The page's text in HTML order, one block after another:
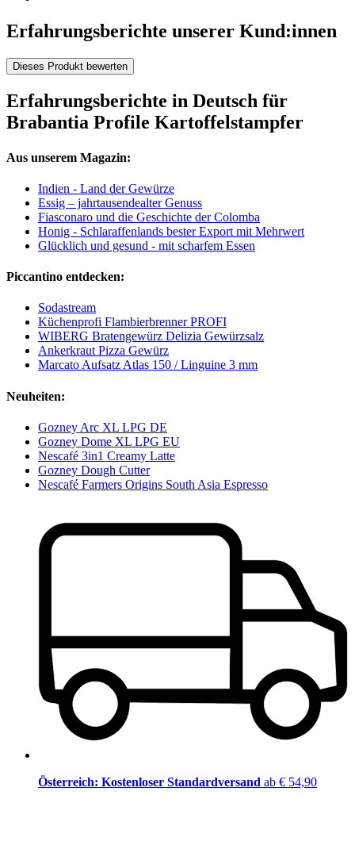
Erfahrungsberichte unserer Kund:innen
Dieses Produkt bewerten
Erfahrungsberichte in Deutsch für
Brabantia Profile Kartoffelstampfer
Aus unserem Magazin:
Indien - Land der Gewürze
Essig – jahrtausendealter Genuss
Fiasconaro und die Geschichte der Colomba
Honig - Schlaraffenlands bester Export mit Mehrwert
Glücklich und gesund - mit scharfem Essen
Piccantino entdecken:
Sodastream
Küchenprofi Flambierbrenner PROFI
WIBERG Bratengewürz Delizia Gewürzsalz
Ankerkraut Pizza Gewürz
Marcato Aufsatz Atlas 150 / Linguine 3 mm
Neuheiten:
Gozney Arc XL LPG DE
Gozney Dome XL LPG EU
Nescafé 3in1 Creamy Latte
Gozney Dough Cutter
Nescafé Farmers Origins South Asia Espresso
Österreich: Kostenloser Standardversand ab € 54,90